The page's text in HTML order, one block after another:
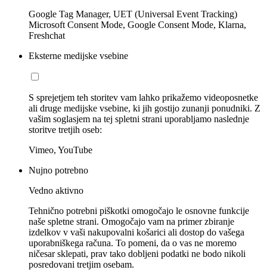
Google Tag Manager, UET (Universal Event Tracking)
Microsoft Consent Mode, Google Consent Mode, Klarna,
Freshchat
Eksterne medijske vsebine
S sprejetjem teh storitev vam lahko prikažemo videoposnetke
ali druge medijske vsebine, ki jih gostijo zunanji ponudniki. Z
vašim soglasjem na tej spletni strani uporabljamo naslednje
storitve tretjih oseb:
Vimeo, YouTube
Nujno potrebno
Vedno aktivno
Tehnično potrebni piškotki omogočajo le osnovne funkcije
naše spletne strani. Omogočajo vam na primer zbiranje
izdelkov v vaši nakupovalni košarici ali dostop do vašega
uporabniškega računa. To pomeni, da o vas ne moremo
ničesar sklepati, prav tako dobljeni podatki ne bodo nikoli
posredovani tretjim osebam.